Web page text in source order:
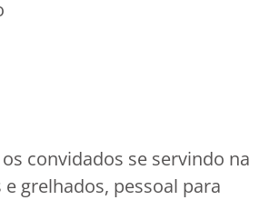
convidados se servindo na
grelhados, pessoal para